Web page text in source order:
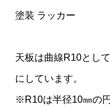
塗装 ラッカー
天板は曲線R10とし
にしています。
※R10は半径10㎜の